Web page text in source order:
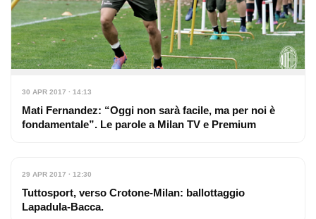
30 APR 2017 · 14:13
Mati Fernandez: “Oggi non sarà facile, ma per noi è
fondamentale”. Le parole a Milan TV e Premium
29 APR 2017 · 12:30
Tuttosport, verso Crotone-Milan: ballottaggio
Lapadula-Bacca.